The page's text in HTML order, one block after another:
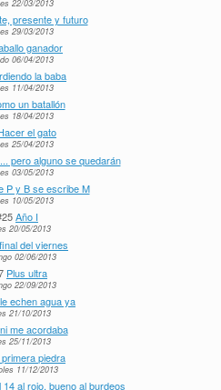
22/03/2013
presente y futuro
29/03/2013
ganador
06/04/2013
la baba
11/04/2013
un batallón
18/04/2013
el gato
25/04/2013
pero alguno se quedarán
03/05/2013
P y B se escribe M
10/05/2013
Año I
20/05/2013
del viernes
02/06/2013
Plus ultra
22/09/2013
echen agua ya
21/10/2013
me acordaba
25/11/2013
piedra
11/12/2013
14 al rojo, bueno al burdeos